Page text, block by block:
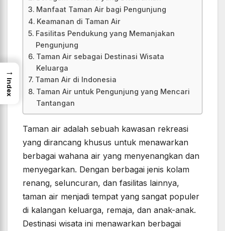
Manfaat Taman Air bagi Pengunjung
Keamanan di Taman Air
Fasilitas Pendukung yang Memanjakan
Pengunjung
Taman Air sebagai Destinasi Wisata
Keluarga
Taman Air di Indonesia
Taman Air untuk Pengunjung yang Mencari
Tantangan
Taman air adalah sebuah kawasan rekreasi
yang dirancang khusus untuk menawarkan
berbagai wahana air yang menyenangkan dan
menyegarkan. Dengan berbagai jenis kolam
renang, seluncuran, dan fasilitas lainnya,
taman air menjadi tempat yang sangat populer
di kalangan keluarga, remaja, dan anak-anak.
Destinasi wisata ini menawarkan berbagai
→
Index